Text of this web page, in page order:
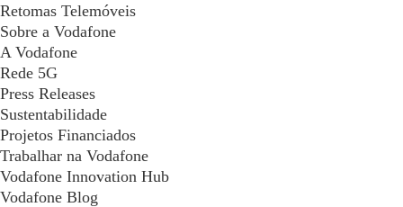
Retomas Telemóveis
Sobre a Vodafone
A Vodafone
Rede 5G
Press Releases
Sustentabilidade
Projetos Financiados
Trabalhar na Vodafone
Vodafone Innovation Hub
Vodafone Blog